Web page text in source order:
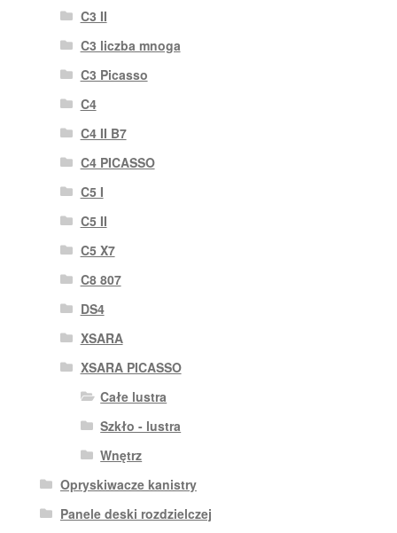
C3 II
C3 liczba mnoga
C3 Picasso
C4
C4 II B7
C4 PICASSO
C5 I
C5 II
C5 X7
C8 807
DS4
XSARA
XSARA PICASSO
Całe lustra
Szkło - lustra
Wnętrz
Opryskiwacze kanistry
Panele deski rozdzielczej